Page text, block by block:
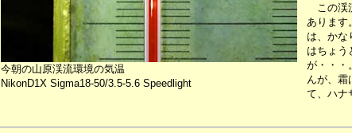
今朝の山原渓流環境の気温
NikonD1X Sigma18-50/3.5-5.6 Speedlight
この渓
あります
は、かな
はちょう
が・・・
んが、霜
て、ハナ